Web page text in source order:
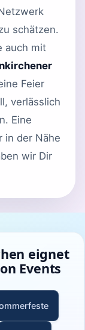
schätzen.
auch mit
Feier
verlässlich
Eine
in der Nähe
wir Dir
eignet
Events